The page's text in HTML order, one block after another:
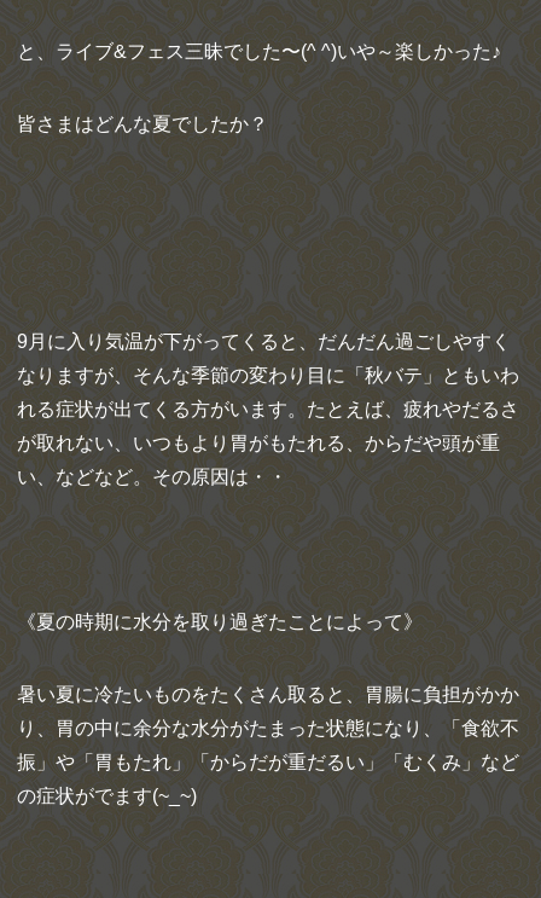
と、ライブ&フェス三昧でした〜(^ ^)いや～楽しかった♪
皆さまはどんな夏でしたか？
9月に入り気温が下がってくると、だんだん過ごしやすく
なりますが、そんな季節の変わり目に「秋バテ」ともいわ
れる症状が出てくる方がいます。たとえば、疲れやだるさ
が取れない、いつもより胃がもたれる、からだや頭が重
い、などなど。その原因は・・
《夏の時期に水分を取り過ぎたことによって》
暑い夏に冷たいものをたくさん取ると、胃腸に負担がかか
り、胃の中に余分な水分がたまった状態になり、「食欲不
振」や「胃もたれ」「からだが重だるい」「むくみ」など
の症状がでます(~_~)